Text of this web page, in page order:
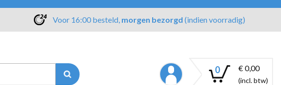
Voor 16:00 besteld, morgen bezorgd (indien voorradig)
0 € 0,00
(incl. btw)